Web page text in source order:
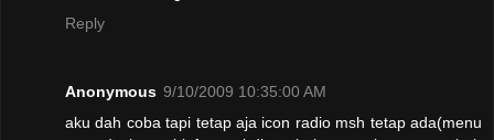
Reply
Anonymous 9/10/2009 10:35:00 AM
aku dah coba tapi tetap aja icon radio msh tetap ada(menu